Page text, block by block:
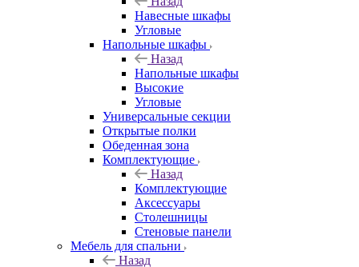
Навесные шкафы
Угловые
Напольные шкафы
Назад
Напольные шкафы
Высокие
Угловые
Универсальные секции
Открытые полки
Обеденная зона
Комплектующие
Назад
Комплектующие
Аксессуары
Столешницы
Стеновые панели
Мебель для спальни
Назад